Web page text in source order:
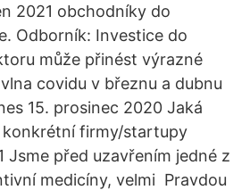
2021 obchodníky do
Odborník: Investice do
může přinést výrazné
covidu v březnu a dubnu
15. prosinec 2020 Jaká
konkrétní firmy/startupy
Jsme před uzavřením jedné z
medicíny, velmi Pravdou